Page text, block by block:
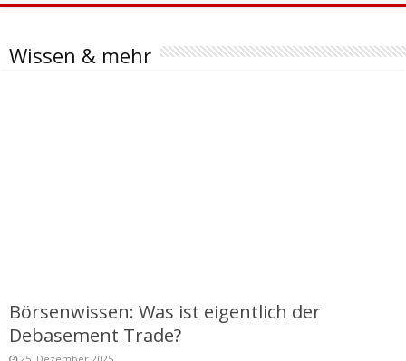
Wissen & mehr
Börsenwissen: Was ist eigentlich der
Debasement Trade?